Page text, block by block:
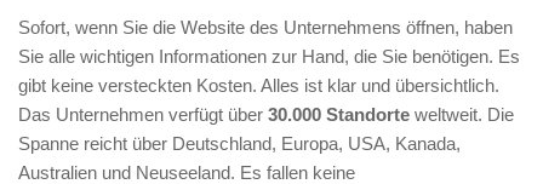
Sofort, wenn Sie die Website des Unternehmens öffnen, haben
Sie alle wichtigen Informationen zur Hand, die Sie benötigen. Es
gibt keine versteckten Kosten. Alles ist klar und übersichtlich.
Das Unternehmen verfügt über 30.000 Standorte weltweit. Die
Spanne reicht über Deutschland, Europa, USA, Kanada,
Australien und Neuseeland. Es fallen keine